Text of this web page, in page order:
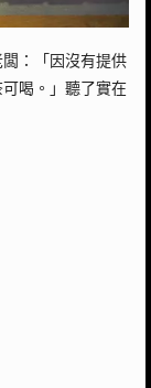
：「因沒有提供
喝。」聽了實在